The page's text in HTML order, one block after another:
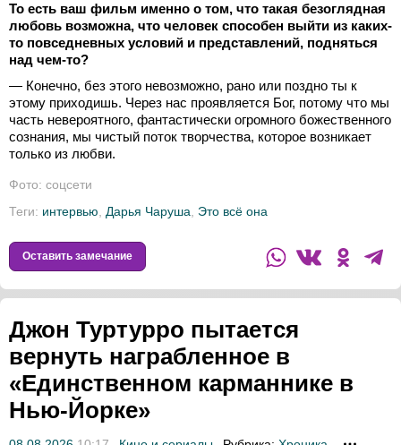
То есть ваш фильм именно о том, что такая безоглядная
любовь возможна, что человек способен выйти из каких-
то повседневных условий и представлений, подняться
над чем-то?
— Конечно, без этого невозможно, рано или поздно ты к
этому приходишь. Через нас проявляется Бог, потому что мы
часть невероятного, фантастически огромного божественного
сознания, мы чистый поток творчества, которое возникает
только из любви.
Фото: соцсети
Теги: интервью Дарья Чаруша Это всё она
Оставить замечание
Джон Туртурро пытается
вернуть награбленное в
«Единственном карманнике в
Нью-Йорке»